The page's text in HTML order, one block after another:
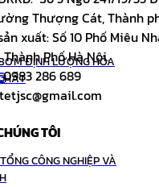
ĐỊNH LƯỢNG HÓA
CÔNG NGHIỆP VÀ
Thượng Cát, Thành
xuất: Số 10 Phố Miêu
Phố Hà Nội.
286 689
TÔI